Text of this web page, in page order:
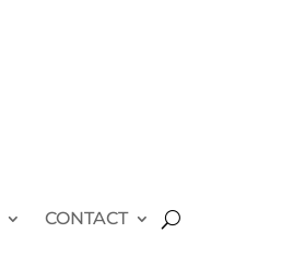
CONTACT